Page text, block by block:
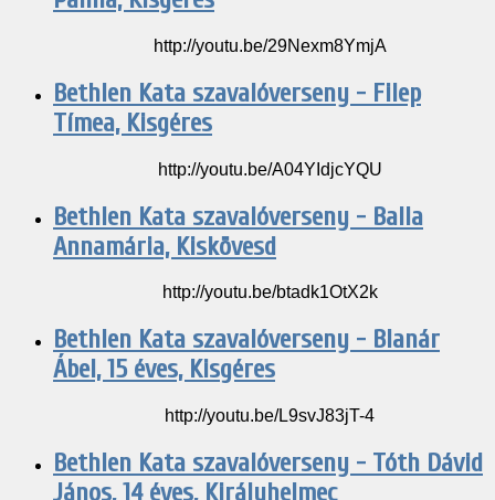
http://youtu.be/29Nexm8YmjA
Bethlen Kata szavalóverseny - Filep
Tímea, Kisgéres
http://youtu.be/A04YIdjcYQU
Bethlen Kata szavalóverseny - Balla
Annamária, Kiskövesd
http://youtu.be/btadk1OtX2k
Bethlen Kata szavalóverseny - Blanár
Ábel, 15 éves, Kisgéres
http://youtu.be/L9svJ83jT-4
Bethlen Kata szavalóverseny - Tóth Dávid
János, 14 éves, Királyhelmec